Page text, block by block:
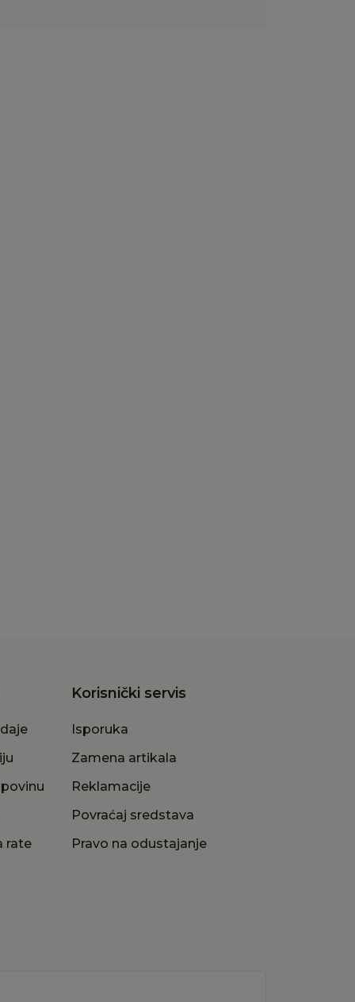
rate
Korisnički servis
Isporuka
Zamena artikala
Reklamacije
Povraćaj sredstava
Pravo na odustajanje